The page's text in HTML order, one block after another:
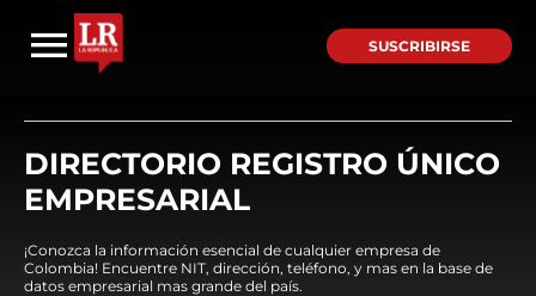
SUSCRIBIRSE
DIRECTORIO REGISTRO ÚNICO
EMPRESARIAL
¡Conozca la información esencial de cualquier empresa de
Colombia! Encuentre NIT, dirección, teléfono, y mas en la base de
datos empresarial mas grande del país.